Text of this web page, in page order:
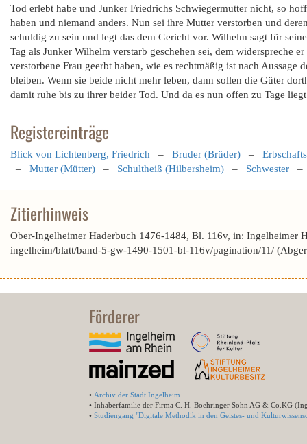
Tod erlebt habe und Junker Friedrichs Schwiegermutter nicht, so
haben und niemand anders. Nun sei ihre Mutter verstorben und
schuldig zu sein und legt das dem Gericht vor. Wilhelm sagt für
Tag als Junker Wilhelm verstarb geschehen sei, dem widerspreche
verstorbene Frau geerbt haben, wie es rechtmäßig ist nach
bleiben. Wenn sie beide nicht mehr leben, dann sollen die Güter
damit ruhe bis zu ihrer beider Tod. Und da es nun offen zu Tage
Registereinträge
Blick von Lichtenberg, Friedrich – Bruder (Brüder) –
– Mutter (Mütter) – Schultheiß (Hilbersheim) – Schwester
Zitierhinweis
Ober-Ingelheimer Haderbuch 1476-1484, Bl. 116v, in: Ingelheimer
ingelheim/blatt/band-5-gw-1490-1501-bl-116v/pagination/11/
Förderer
• Archiv der Stadt Ingelheim
• Inhaberfamilie der Firma C. H. Boehringer Sohn AG & Co.KG
• Studiengang "Digitale Methodik in den Geistes- und